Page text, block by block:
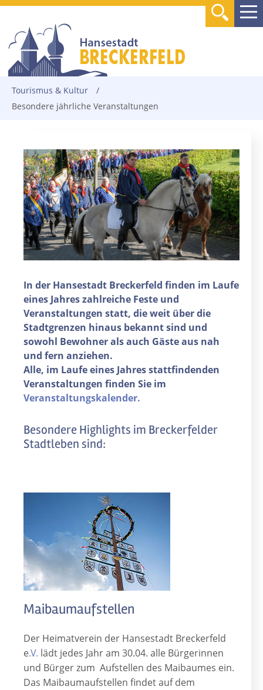
Tourismus & Kultur
/
Besondere jährliche Veranstaltungen
In der Hansestadt Breckerfeld finden im Laufe
eines Jahres zahlreiche Feste und
Veranstaltungen statt, die weit über die
Stadtgrenzen hinaus bekannt sind und
sowohl Bewohner als auch Gäste aus nah
und fern anziehen.
Alle, im Laufe eines Jahres stattfindenden
Veranstaltungen finden Sie im
Veranstaltungskalender.
Besondere Highlights im Breckerfelder
Stadtleben sind:
Maibaumaufstellen
Der Heimatverein der Hansestadt Breckerfeld
e.V. lädt jedes Jahr am 30.04. alle Bürgerinnen
und Bürger zum Aufstellen des Maibaumes ein.
Das Maibaumaufstellen findet auf dem